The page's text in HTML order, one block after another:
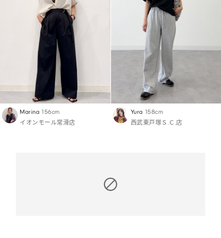
Marina 156cm
イオンモール常滑店
Yura 158cm
西武東戸塚Ｓ.Ｃ.店